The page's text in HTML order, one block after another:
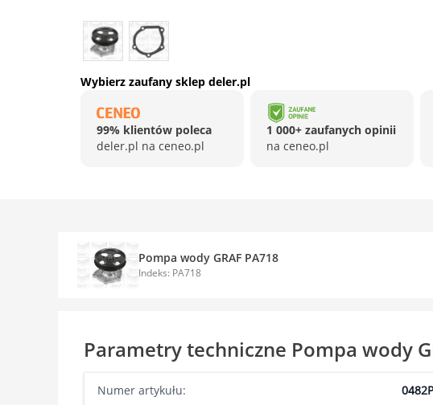
Wybierz zaufany sklep deler.pl
99% klientów poleca
deler.pl na ceneo.pl
1 000+ zaufanych opinii
na ceneo.pl
Pompa wody GRAF PA718
Indeks: PA718
Parametry techniczne Pompa wody
Numer artykułu: